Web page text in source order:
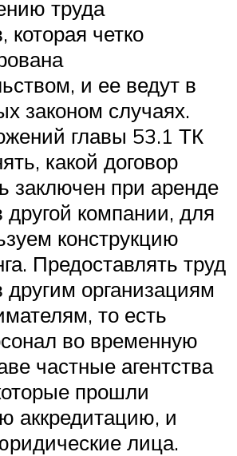
труда
которая четко
и ее ведут в
законом случаях.
главы 53.1 ТК
какой договор
заключен при аренде
другой компании, для
конструкцию
Предоставлять труд
другим организациям
то есть
во временную
частные агентства
прошли
аккредитацию, и
лица.